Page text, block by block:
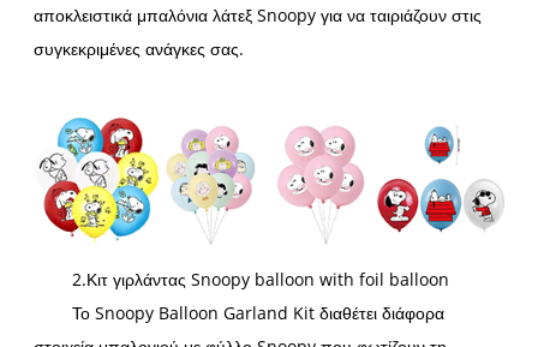
αποκλειστικά μπαλόνια λάτεξ Snoopy για να ταιριάζουν στις
συγκεκριμένες ανάγκες σας.
2.Κιτ γιρλάντας Snoopy balloon with foil balloon
Το Snoopy Balloon Garland Kit διαθέτει διάφορα